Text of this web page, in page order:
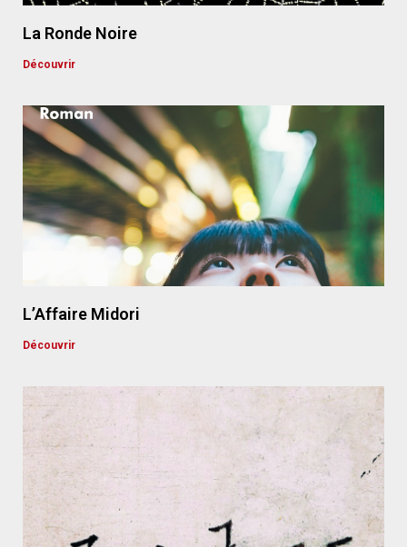
La Ronde Noire
Découvrir
L’Affaire Midori
Découvrir